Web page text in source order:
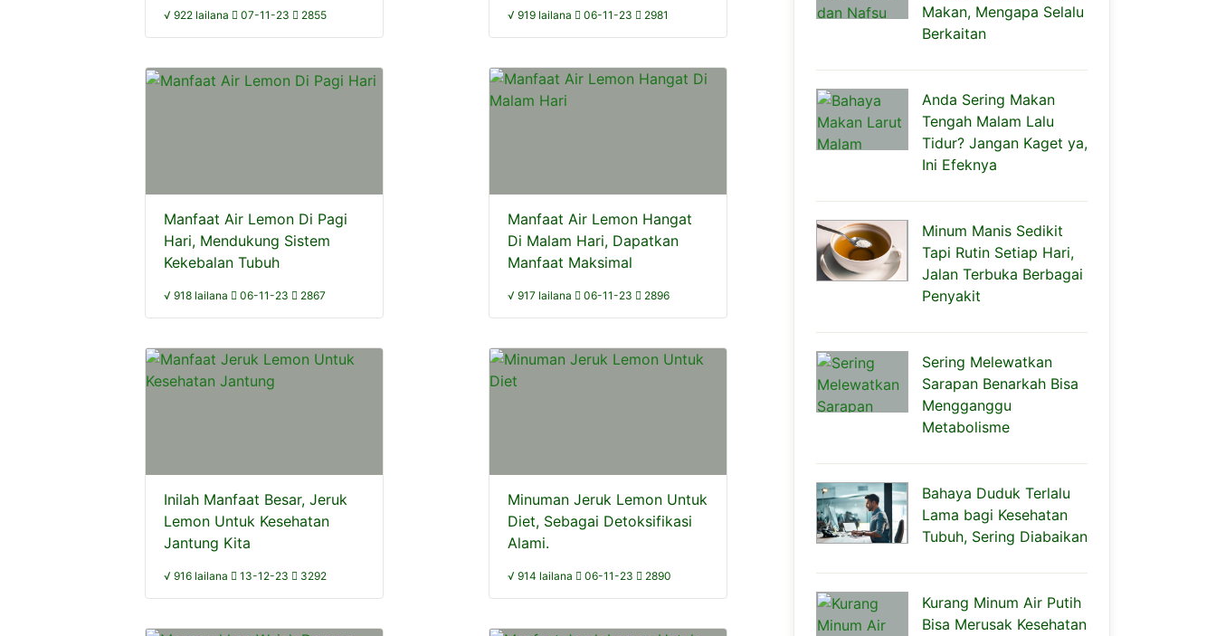
√ 922 lailana 07-11-23 2855 √ 919 lailana 06-11-23 2981
Manfaat Air Lemon Di Pagi
Hari, Mendukung Sistem
Kekebalan Tubuh
√ 918 lailana 06-11-23 2867
Manfaat Air Lemon Hangat
Di Malam Hari, Dapatkan
Manfaat Maksimal
√ 917 lailana 06-11-23 2896
Inilah Manfaat Besar, Jeruk
Lemon Untuk Kesehatan
Jantung Kita
√ 916 lailana 13-12-23 3292
Minuman Jeruk Lemon Untuk
Diet, Sebagai Detoksifikasi
Alami.
√ 914 lailana 06-11-23 2890
Makan, Mengapa Selalu
Berkaitan
Anda Sering Makan
Tengah Malam Lalu
Tidur? Jangan Kaget ya,
Ini Efeknya
Minum Manis Sedikit
Tapi Rutin Setiap Hari,
Jalan Terbuka Berbagai
Penyakit
Sering Melewatkan
Sarapan Benarkah Bisa
Mengganggu
Metabolisme
Bahaya Duduk Terlalu
Lama bagi Kesehatan
Tubuh, Sering Diabaikan
Kurang Minum Air Putih
Bisa Merusak Kesehatan